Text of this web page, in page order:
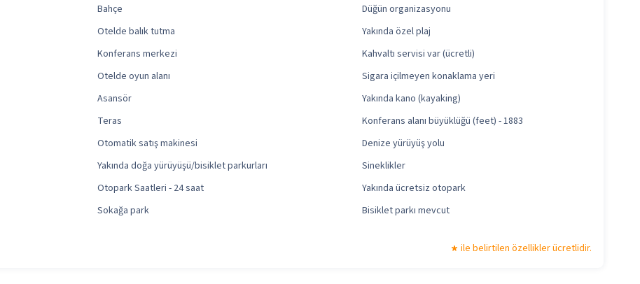
Bahçe
Düğün organizasyonu
Otelde balık tutma
Yakında özel plaj
Konferans merkezi
Kahvaltı servisi var (ücretli)
Otelde oyun alanı
Sigara içilmeyen konaklama yeri
Asansör
Yakında kano (kayaking)
Teras
Konferans alanı büyüklüğü (feet) - 1883
Otomatik satış makinesi
Denize yürüyüş yolu
Yakında doğa yürüyüşü/bisiklet parkurları
Sineklikler
Otopark Saatleri - 24 saat
Yakında ücretsiz otopark
Sokağa park
Bisiklet parkı mevcut
ile belirtilen özellikler ücretlidir.